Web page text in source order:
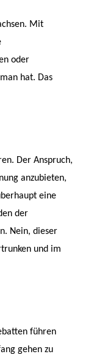
Mit
oder
hat. Das
Der Anspruch,
anzubieten,
eine
der
Nein, dieser
und im
führen
gehen zu